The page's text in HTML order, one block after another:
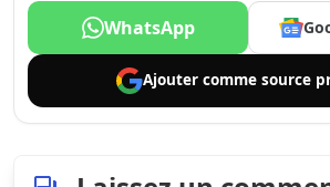
WhatsApp
Ajouter comme source